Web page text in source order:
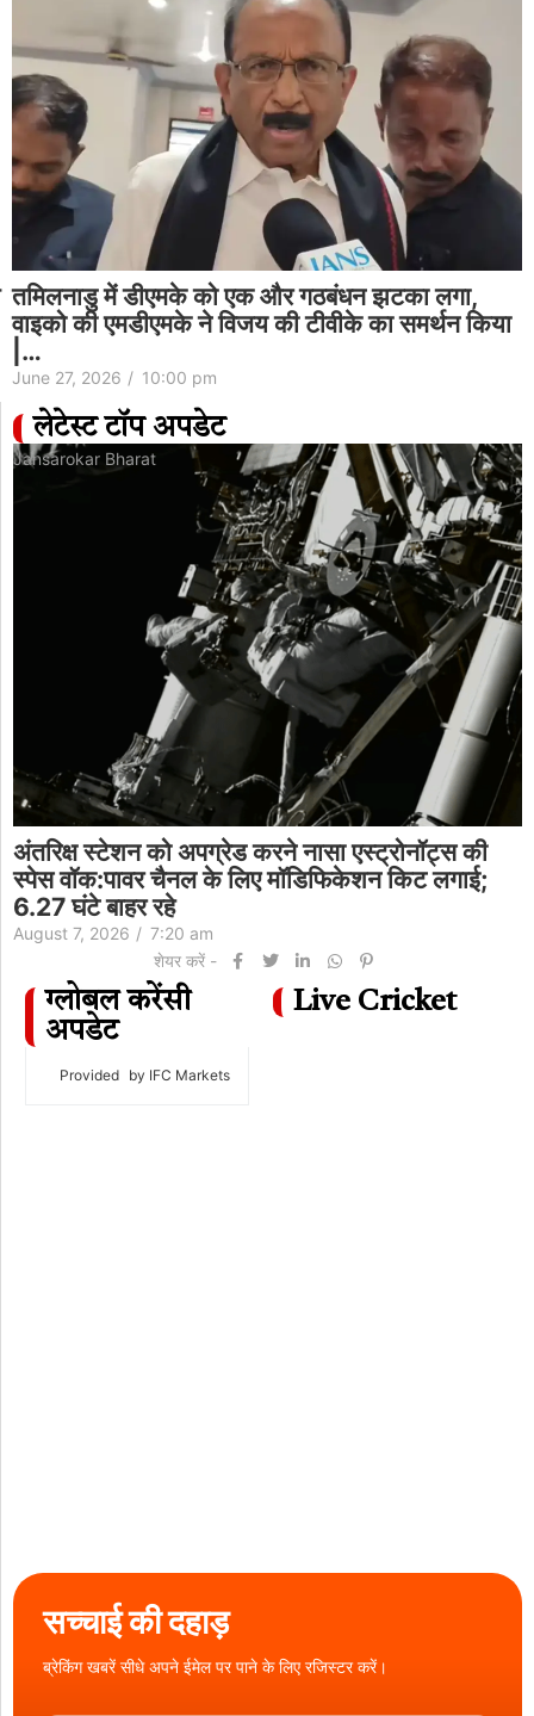
‘क्या बंगाली जानते हैं कि राजमा क्या है?’: महुआ मोइत्रा ने
बंगाल मिड-डे मील विवाद पर बीजेपी पर निशाना साधा…
June 27, 2026
लेटेस्ट टॉप अपडेट
नासा एस्ट्रोनॉट्स की
किट लगाई;
Jansarokar Bharat
अंतरिक्ष स्टेशन को अपग्रेड
स्पेस वॉक:पावर चैनल के लिए
ग्लोबल करेंसी
अपडेट
Provided by IFC Markets
Live Cricket
सच्चाई की दहाड़
ब्रेकिंग खबरें सीधे अपने ईमेल पर पाने के लिए रजिस्टर करें।